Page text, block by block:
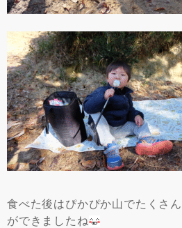
食べた後はぴかぴか山でたくさ
ができましたね